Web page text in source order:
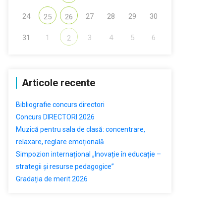
24 25 26 27 28 29 30
31 1 2 3 4 5 6
Articole recente
Bibliografie concurs directori
Concurs DIRECTORI 2026
Muzică pentru sala de clasă: concentrare,
relaxare, reglare emoțională
Simpozion internațional „Inovație în educație –
strategii și resurse pedagogice”
Gradația de merit 2026